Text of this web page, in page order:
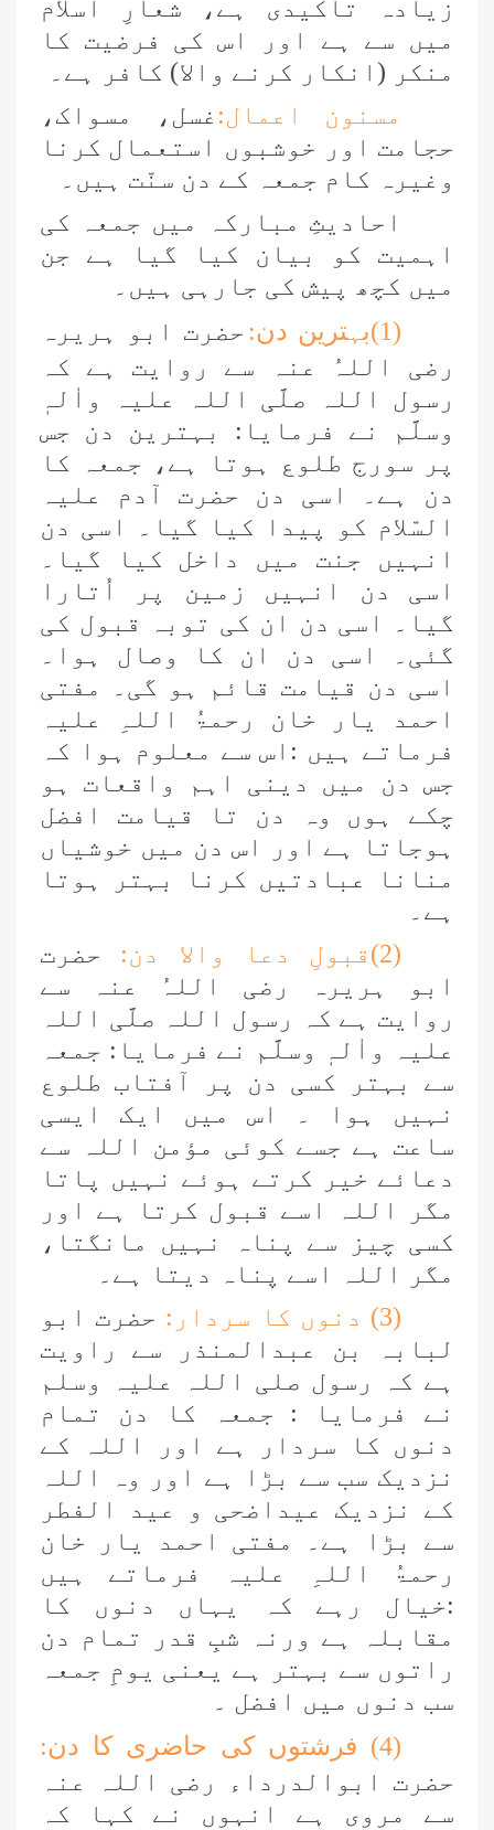
زیادہ تاکیدی ہے، شعارِ اسلام
میں سے ہے اور اس کی فرضیت کا
منکر (انکار کرنے والا) کافر ہے۔
مسنون اعمال: غسل، مسواک،
حجامت اور خوشبوں استعمال کرنا
وغیرہ کام جمعہ کے دن سنّت ہیں۔
احادیثِ مبارکہ میں جمعہ کی
اہمیت کو بیان کیا گیا ہے جن
میں کچھ پیش کی جارہی ہیں۔
(1)بہترین دن:
حضرت ابو ہریرہ
رضی اللہُ عنہ سے روایت ہے کہ
رسول اللہ صلَّی اللہ علیہ واٰلہٖ
وسلَّم نے فرمایا: بہترین دن جس
پر سورج طلوع ہوتا ہے، جمعہ کا
دن ہے۔ اسی دن حضرت آدم علیہ
السّلام کو پیدا کیا گیا۔ اسی دن
انہیں جنت میں داخل کیا گیا۔
اسی دن انہیں زمین پر اُتارا
گیا۔ اسی دن ان کی توبہ قبول کی
گئی۔ اسی دن ان کا وصال ہوا۔
اسی دن قیامت قائم ہو گی۔ مفتی
احمد یار خان رحمۃُ اللہِ علیہ
فرماتے ہیں :اس سے معلوم ہوا کہ
جس دن میں دینی اہم واقعات ہو
چکے ہوں وہ دن تا قیامت افضل
ہوجاتا ہے اور اس دن میں خوشیاں
منانا عبادتیں کرنا بہتر ہوتا
ہے۔
(2)قبولِ دعا والا دن:
حضرت
ابو ہریرہ رضی اللہُ عنہ سے
روایت ہے کہ رسول اللہ صلَّی اللہ
علیہ واٰلہٖ وسلَّم نے فرمایا: جمعہ
سے بہتر کسی دن پر آفتاب طلوع
نہیں ہوا ۔ اس میں ایک ایسی
ساعت ہے جسے کوئی مؤمن اللہ سے
دعائے خیر کرتے ہوئے نہیں پاتا
مگر اللہ اسے قبول کرتا ہے اور
کسی چیز سے پناہ نہیں مانگتا،
مگر اللہ اسے پناہ دیتا ہے۔
(3) دنوں کا سردار:
حضرت ابو
لبابہ بن عبدالمنذر سے راویت
ہے کہ رسول صلی اللہ علیہ وسلم
نے فرمایا : جمعہ کا دن تمام
دنوں کا سردار ہے اور اللہ کے
نزدیک سب سے بڑا ہے اور وہ اللہ
کے نزدیک عيداضحی و عید الفطر
سے بڑا ہے۔ مفتی احمد یار خان
رحمۃُ اللہِ علیہ فرماتے ہیں
:خیال رہے کہ یہاں دنوں کا
مقابلہ ہے ورنہ شبِ قدر تمام دن
راتوں سے بہتر ہے یعنی یومِ جمعہ
سب دنوں میں افضل ۔
(4) فرشتوں کی حاضری کا دن:
حضرت ابوالدرداء رضی اللہ عنہ
سے مروی ہے انہوں نے کہا کہ